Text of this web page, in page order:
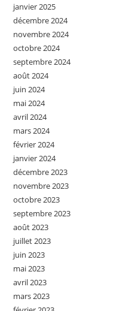
janvier 2025
décembre 2024
novembre 2024
octobre 2024
septembre 2024
août 2024
juin 2024
mai 2024
avril 2024
mars 2024
février 2024
janvier 2024
décembre 2023
novembre 2023
octobre 2023
septembre 2023
août 2023
juillet 2023
juin 2023
mai 2023
avril 2023
mars 2023